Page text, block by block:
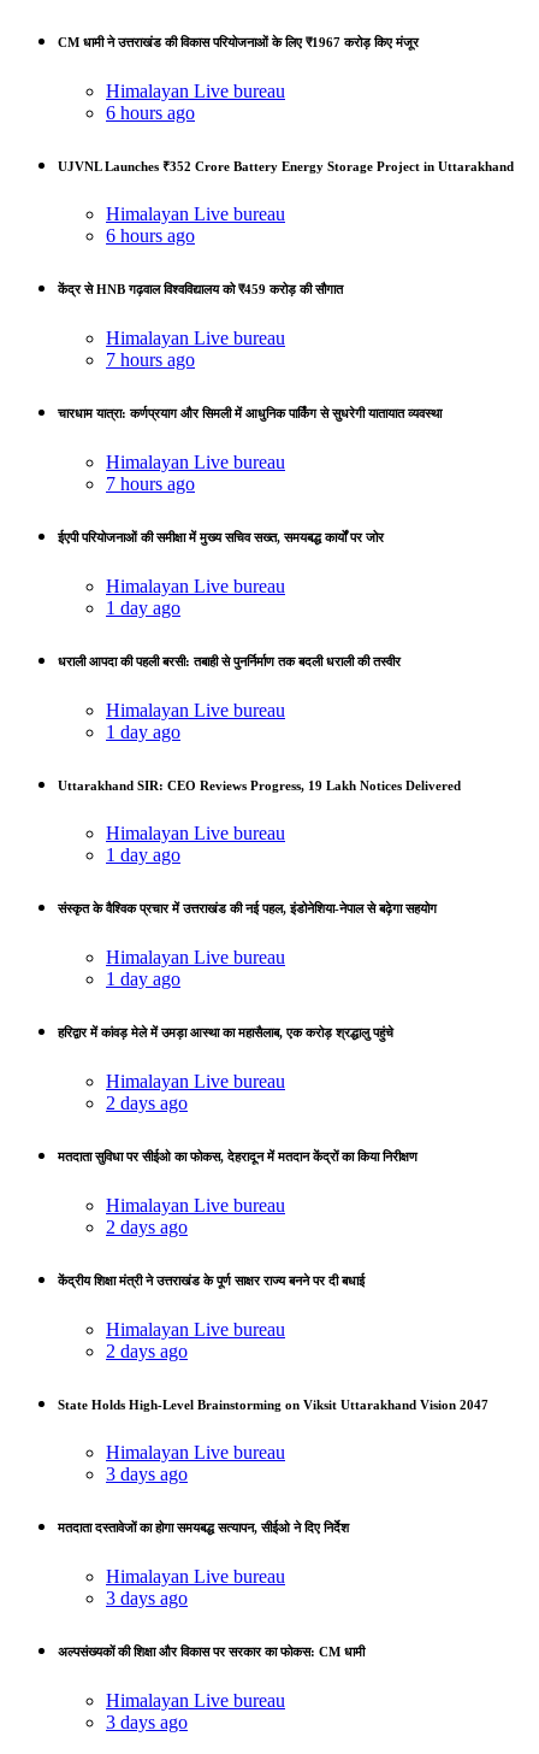
CM धामी ने उत्तराखंड की विकास परियोजनाओं के लिए ₹1967 करोड़ किए मंजूर
Himalayan Live bureau
6 hours ago
UJVNL Launches ₹352 Crore Battery Energy Storage Project in Uttarakhand
Himalayan Live bureau
6 hours ago
केंद्र से HNB गढ़वाल विश्वविद्यालय को ₹459 करोड़ की सौगात
Himalayan Live bureau
7 hours ago
चारधाम यात्रा: कर्णप्रयाग और सिमली में आधुनिक पार्किंग से सुधरेगी यातायात व्यवस्था
Himalayan Live bureau
7 hours ago
ईएपी परियोजनाओं की समीक्षा में मुख्य सचिव सख्त, समयबद्ध कार्यों पर जोर
Himalayan Live bureau
1 day ago
धराली आपदा की पहली बरसी: तबाही से पुनर्निर्माण तक बदली धराली की तस्वीर
Himalayan Live bureau
1 day ago
Uttarakhand SIR: CEO Reviews Progress, 19 Lakh Notices Delivered
Himalayan Live bureau
1 day ago
संस्कृत के वैश्विक प्रचार में उत्तराखंड की नई पहल, इंडोनेशिया-नेपाल से बढ़ेगा सहयोग
Himalayan Live bureau
1 day ago
हरिद्वार में कांवड़ मेले में उमड़ा आस्था का महासैलाब, एक करोड़ श्रद्धालु पहुंचे
Himalayan Live bureau
2 days ago
मतदाता सुविधा पर सीईओ का फोकस, देहरादून में मतदान केंद्रों का किया निरीक्षण
Himalayan Live bureau
2 days ago
केंद्रीय शिक्षा मंत्री ने उत्तराखंड के पूर्ण साक्षर राज्य बनने पर दी बधाई
Himalayan Live bureau
2 days ago
State Holds High-Level Brainstorming on Viksit Uttarakhand Vision 2047
Himalayan Live bureau
3 days ago
मतदाता दस्तावेजों का होगा समयबद्ध सत्यापन, सीईओ ने दिए निर्देश
Himalayan Live bureau
3 days ago
अल्पसंख्यकों की शिक्षा और विकास पर सरकार का फोकस: CM धामी
Himalayan Live bureau
3 days ago